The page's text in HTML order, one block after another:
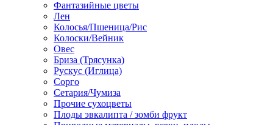
Фантазийные цветы
Лен
Колосья/Пшеница/Рис
Колоски/Вейник
Овес
Бриза (Трясунка)
Рускус (Иглица)
Сорго
Сетария/Чумиза
Прочие сухоцветы
Плоды эвкалипта / зомби фрукт